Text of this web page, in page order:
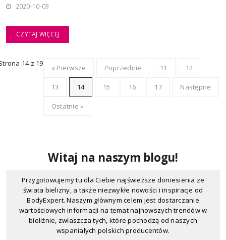
2020-10-09
CZYTAJ WIĘCEJ
14 z 19 « Pierwsze Poprzednie 11 12
13 14 15 16 17 Następne
Ostatnie »
Witaj na naszym blogu!
Przygotowujemy tu dla Ciebie najświeższe doniesienia ze
świata bielizny, a także niezwykłe nowości i inspiracje od
BodyExpert. Naszym głównym celem jest dostarczanie
wartościowych informacji na temat najnowszych trendów w
bieliźnie, zwłaszcza tych, które pochodzą od naszych
wspaniałych polskich producentów.